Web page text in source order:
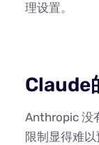
理设置。
Claude
Anthropic 没
限制显得难